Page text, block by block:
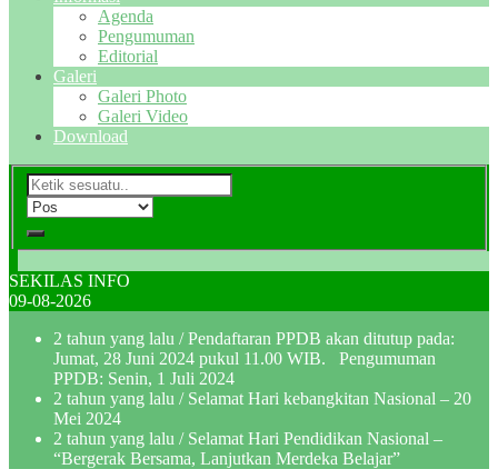
Agenda
Pengumuman
Editorial
Galeri
Galeri Photo
Galeri Video
Download
SEKILAS INFO
09-08-2026
2 tahun yang lalu / Pendaftaran PPDB akan ditutup pada:
Jumat, 28 Juni 2024 pukul 11.00 WIB. Pengumuman
PPDB: Senin, 1 Juli 2024
2 tahun yang lalu / Selamat Hari kebangkitan Nasional – 20
Mei 2024
2 tahun yang lalu / Selamat Hari Pendidikan Nasional –
“Bergerak Bersama, Lanjutkan Merdeka Belajar”